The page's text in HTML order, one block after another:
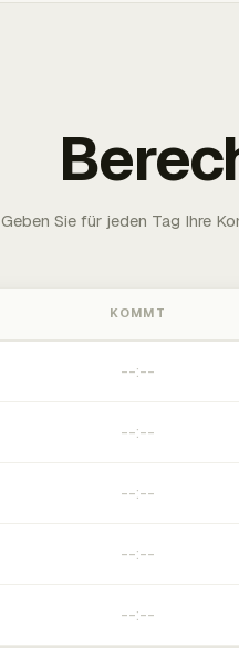
Geben Sie für jeden Tag Ihre
KOMMT